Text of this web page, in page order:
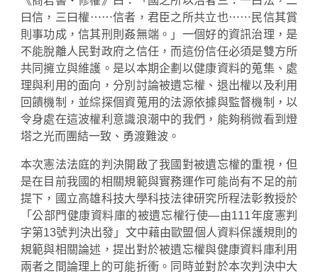
曰信，三曰權⋯⋯信者，君臣之所共立也⋯⋯民信其賞
則事功成，信其刑則姦無端。」一個好的資訊治理，是
不能脫離人民對政府之信任，而這份信任必須是雙方所
共同擁立與維護。是以本期企劃以健康資料的蒐集、處
理與利用的面向，分別討論被遺忘權、退出權以及利用
回饋機制，並綜探個資蒐用的法源依據與監督機制，以
令身處在這波權利意識浪潮中的我們，能夠稍微看到燈
塔之光而團結一致、勇渡難波。
本次憲法法庭的判決開啟了我國對被遺忘權的重視，但
是在目前我國的相關規範與實務運作可能尚有不足的前
提下，國立高雄科技大學科技法律研究所程法彰教授於
「公部門健康資料庫的被遺忘權行使—由111年度憲判
字第13號判決出發」文中藉由歐盟個人資料保護規則的
規範與相關論述，提出對於被遺忘權與健康資料庫利用
兩者之間論理上的可能折衝。同時並對於本次判決中大